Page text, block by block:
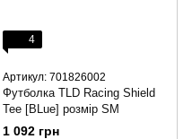
4
Артикул: 701826002
Футболка TLD Racing Shield
Tee [BLue] розмір SM
1 092 грн